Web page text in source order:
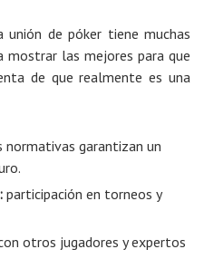
de póker tiene muchas
las mejores para que
de que realmente es una
normativas garantizan un
participación en torneos y
otros jugadores y expertos